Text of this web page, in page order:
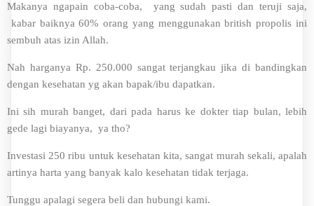
Makanya ngapain coba-coba, yang sudah pasti dan teruji saja,
kabar baiknya 60% orang yang menggunakan british propolis ini
sembuh atas izin Allah.
Nah harganya Rp. 250.000 sangat terjangkau jika di bandingkan
dengan kesehatan yg akan bapak/ibu dapatkan.
Ini sih murah banget, dari pada harus ke dokter tiap bulan, lebih
gede lagi biayanya, ya tho?
Investasi 250 ribu untuk kesehatan kita, sangat murah sekali, apalah
artinya harta yang banyak kalo kesehatan tidak terjaga.
Tunggu apalagi segera beli dan hubungi kami.